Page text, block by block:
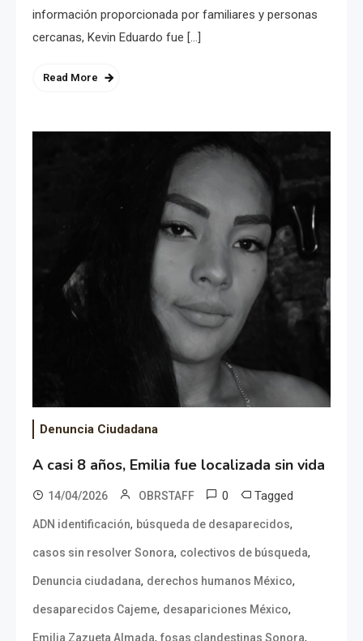
información proporcionada por familiares y personas
cercanas, Kevin Eduardo fue […]
Read More
Denuncia Ciudadana
A casi 8 años, Emilia fue localizada sin vida
14/04/2026 OBRSTAFF 0 Tagged
ADN identificación, búsqueda de desaparecidos,
casos sin resolver Sonora, colectivos de búsqueda,
Denuncia ciudadana, derechos humanos México,
desaparecidos Cajeme, desapariciones México,
Emilia Zazueta Almada, fosas clandestinas Sonora,